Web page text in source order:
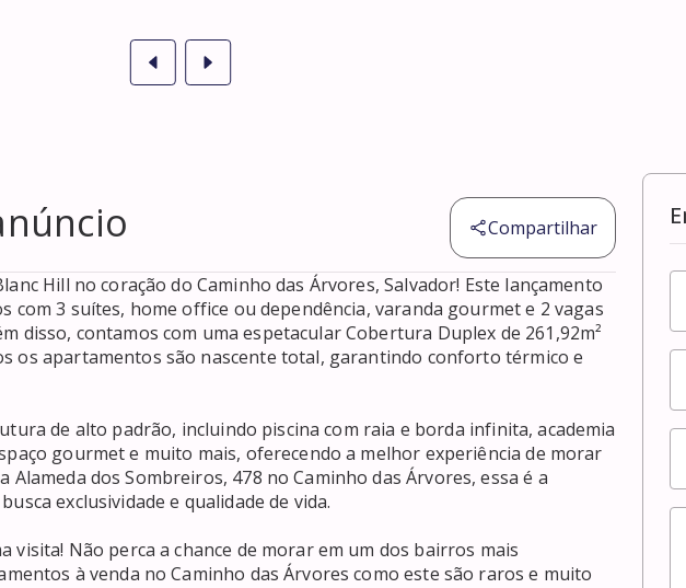
Compartilhar
Hill no coração do Caminho das Árvores, Salvador! Este lançamento
com 3 suítes, home office ou dependência, varanda gourmet e 2 vagas
disso, contamos com uma espetacular Cobertura Duplex de 261,92m²
os apartamentos são nascente total, garantindo conforto térmico e
de alto padrão, incluindo piscina com raia e borda infinita, academia
gourmet e muito mais, oferecendo a melhor experiência de morar
Alameda dos Sombreiros, 478 no Caminho das Árvores, essa é a
exclusividade e qualidade de vida.
visita! Não perca a chance de morar em um dos bairros mais
à venda no Caminho das Árvores como este são raros e muito